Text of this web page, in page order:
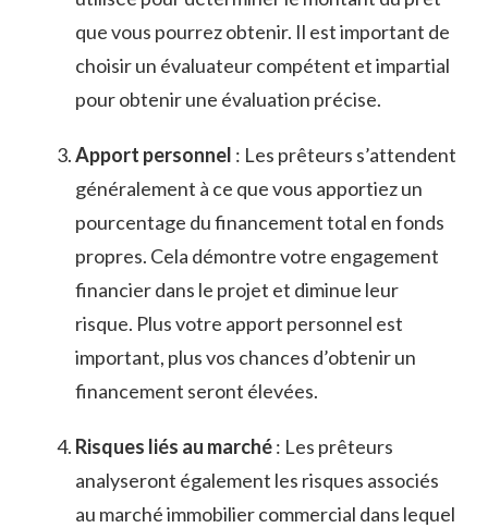
que vous pourrez obtenir. Il est important de
choisir‍ un‍ évaluateur⁤ compétent et impartial
pour obtenir une ​évaluation précise.
Apport personnel : Les prêteurs s’attendent
généralement à ce que vous ‍apportiez un
pourcentage ‌du financement total‍ en⁣ fonds
⁣propres. Cela démontre votre engagement⁣
financier dans le projet et diminue⁣ leur‍
risque. Plus ​votre apport personnel est
important, plus vos chances ‌d’obtenir un
financement⁤ seront élevées.
Risques liés au ⁣marché: Les prêteurs⁣
analyseront également les risques associés
⁢au marché⁣ immobilier commercial dans lequel